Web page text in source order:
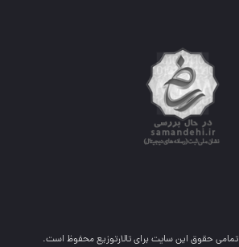
تمامی حقوق این سایت برای تالارتوزیع محفوظ است.